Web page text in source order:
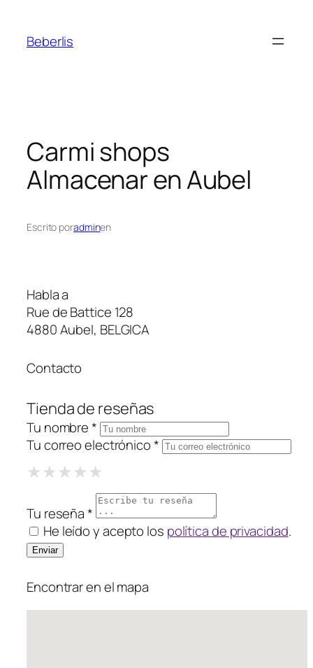
Beberlis
Carmi shops
Almacenar en Aubel
Escrito poradminen
Habla a
Rue de Battice 128
4880 Aubel, BELGICA
Contacto
Tienda de reseñas
Tu nombre *
Tu correo electrónico *
★1 Star
★★2 Stars
★★★3 Stars
★★★★4 Stars
★★★★★
Tu reseña *
He leído y acepto los política de privacidad.
Encontrar en el mapa